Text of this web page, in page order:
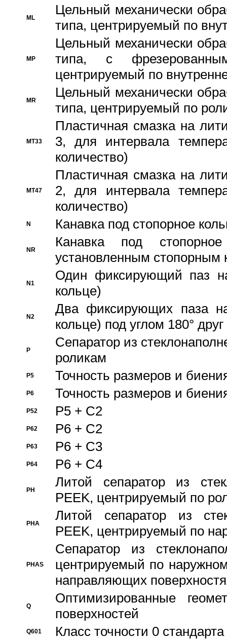
ML
Цельный механически
типа, центрируемый по
MP
Цельный механически
типа, с
центрируемый по
MR
Цельный механически
типа, центрируемый по
MT33
Пластичная смазка на
3, для интервала
количество)
MT47
Пластичная смазка на
2, для интервала
количество)
N Канавка под стопорное
NR
Канавка под
установленным стопорным
N1
Один фиксирующий паз
кольце)
N2
Два фиксирующих паза
кольце) под углом 180° друг
P
Cепаратор из
роликам
P5 Точность размеров и
P6 Точность размеров и
P52 P5 + C2
P62 P6 + C2
P63 P6 + C3
P64 P6 + C4
PH
Литой сепаратор из
PEEK, центрируемый по
PHA
Литой сепаратор из
PEEK, центрируемый по
PHAS
Сепаратор из
центрируемый по
направляющих
Q
Оптимизированные
поверхностей
Q601 Класс точности 0